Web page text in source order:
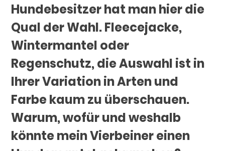
Hundebesitzer hat man hier die
Qual der Wahl. Fleecejacke,
Wintermantel oder
Regenschutz, die Auswahl ist in
Ihrer Variation in Arten und
Farbe kaum zu überschauen.
Warum, wofür und weshalb
könnte mein Vierbeiner einen